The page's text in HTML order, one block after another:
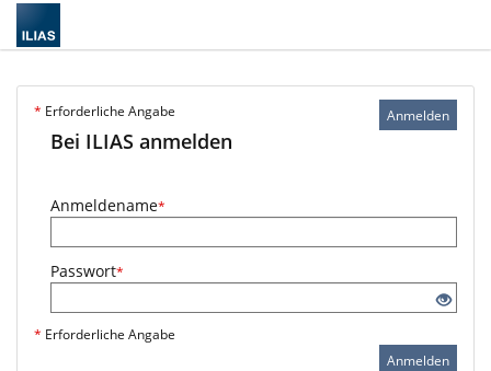
Anmelden
* Erforderliche Angabe
Bei ILIAS anmelden
Anmeldename*
Passwort*
* Erforderliche Angabe
Anmelden